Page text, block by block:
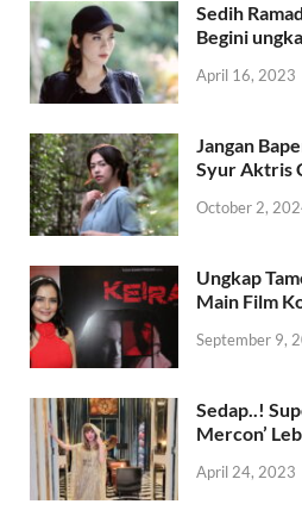
Sedih
Begini
April 16, 2023
Jangan
Syur Aktris
October 2,
Ungkap
Main Film
September 9,
Sedap..!
Mercon’
April 24, 2023